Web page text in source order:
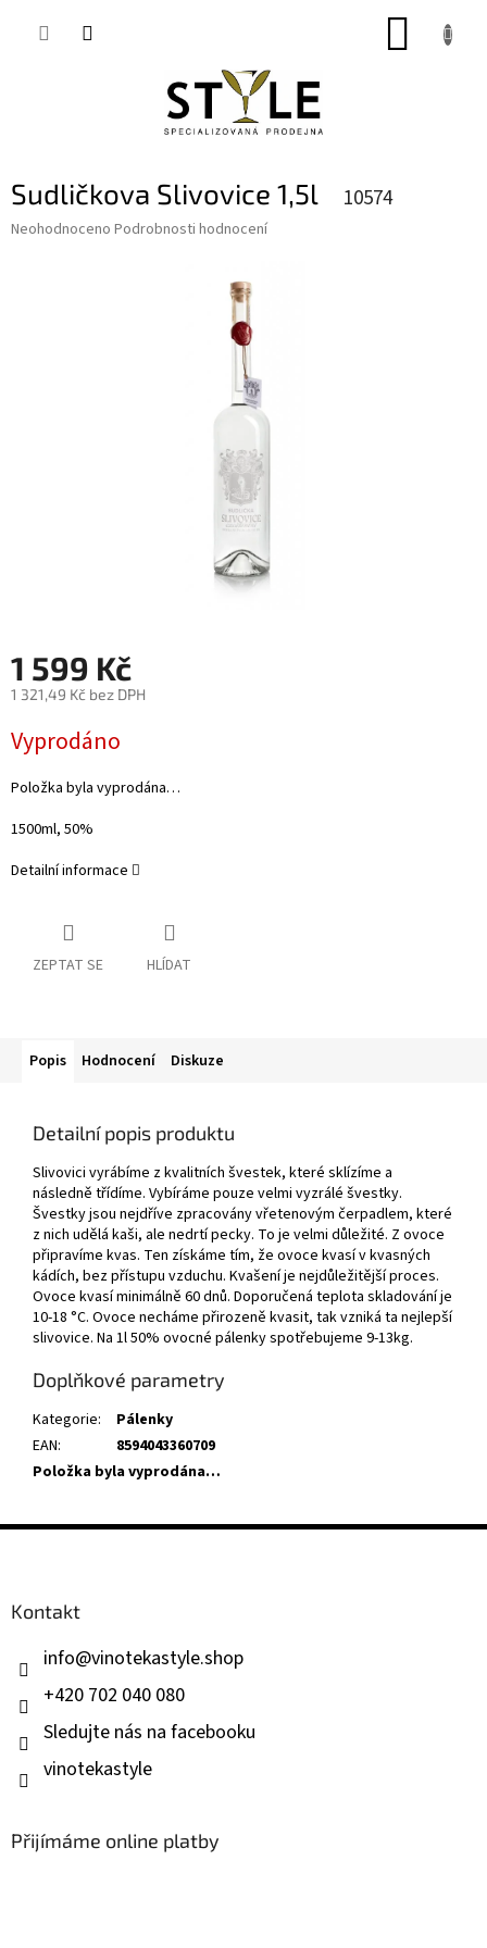
Sudličkova Slivovice 1,5l 10574
Průměrné
Neohodnoceno Podrobnosti hodnocení
1 599 Kč
1 321,49 Kč bez DPH
cena:
Vyprodáno
Položka byla vyprodána…
1500ml, 50%
Detailní informace
ZEPTAT SE HLÍDAT
Popis Hodnocení Diskuze
Detailní popis produktu
Slivovici vyrábíme z kvalitních švestek, které sklízíme a
následně třídíme. Vybíráme pouze velmi vyzrálé švestky.
Švestky jsou nejdříve zpracovány vřetenovým čerpadlem, které
z nich udělá kaši, ale nedrtí pecky. To je velmi důležité. Z ovoce
připravíme kvas. Ten získáme tím, že ovoce kvasí v kvasných
kádích, bez přístupu vzduchu. Kvašení je nejdůležitější proces.
Ovoce kvasí minimálně 60 dnů. Doporučená teplota skladování je
10-18 °C. Ovoce necháme přirozeně kvasit, tak vzniká ta nejlepší
slivovice. Na 1l 50% ovocné pálenky spotřebujeme 9-13kg.
Doplňkové parametry
Kategorie:
Pálenky
EAN:
8594043360709
Položka byla vyprodána…
Z
Kontakt
info@vinotekastyle.shop
+420 702 040 080
Sledujte nás na facebooku
vinotekastyle
Přijímáme online platby